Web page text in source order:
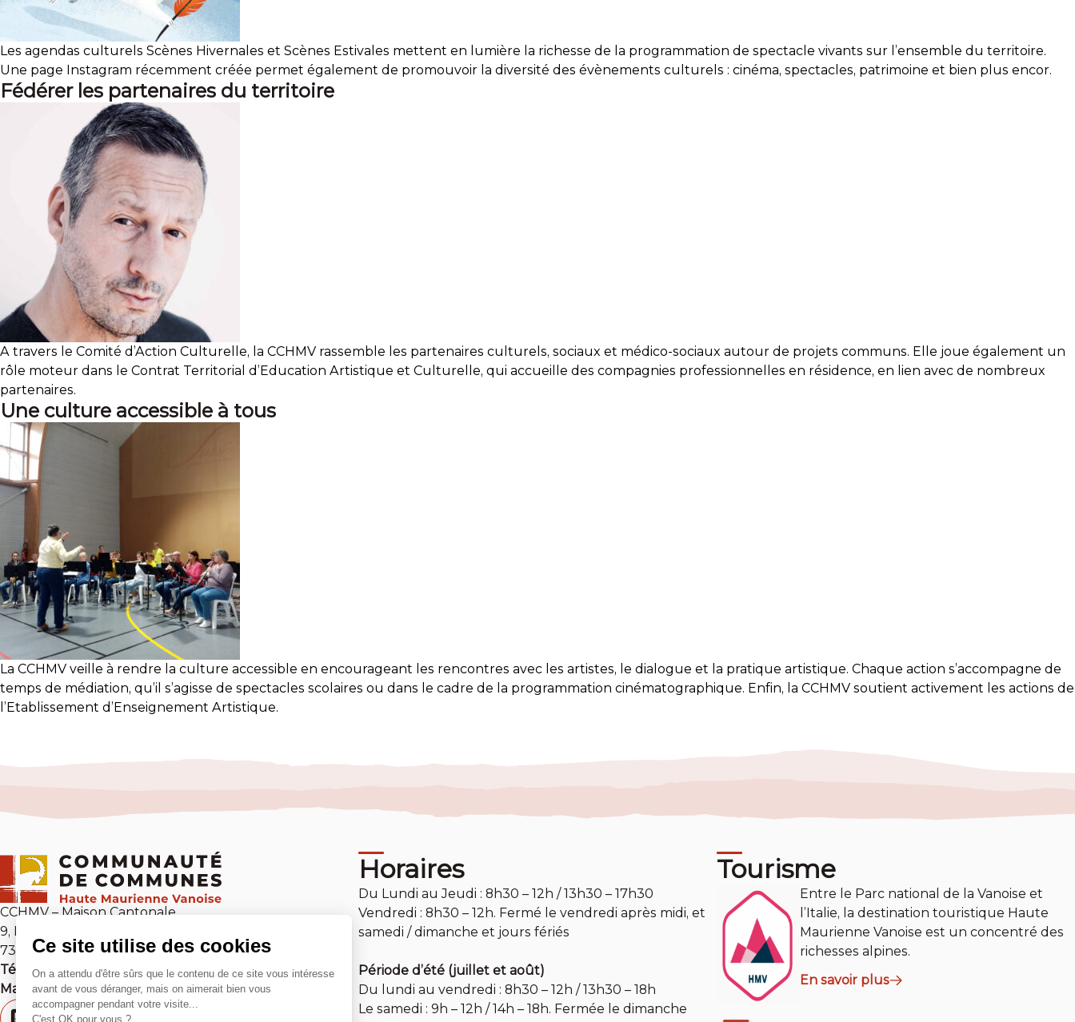
Les agendas culturels Scènes Hivernales et Scènes Estivales mettent en lumière la richesse de la programmation de spectacle vivants sur l’ensemble du territoire.
Une page Instagram récemment créée permet également de promouvoir la diversité des évènements culturels : cinéma, spectacles, patrimoine et bien plus encor.
Fédérer les partenaires du territoire
A travers le Comité d’Action Culturelle, la CCHMV rassemble les partenaires culturels, sociaux et médico-sociaux autour de projets communs. Elle joue également un
rôle moteur dans le Contrat Territorial d’Education Artistique et Culturelle, qui accueille des compagnies professionnelles en résidence, en lien avec de nombreux
partenaires.
Une culture accessible à tous
La CCHMV veille à rendre la culture accessible en encourageant les rencontres avec les artistes, le dialogue et la pratique artistique. Chaque action s’accompagne de
temps de médiation, qu’il s’agisse de spectacles scolaires ou dans le cadre de la programmation cinématographique. Enfin, la CCHMV soutient activement les actions de
l’Etablissement d’Enseignement Artistique.
CCHMV – Maison Cantonale
9, Place Sommeiller
73 500 Modane
Tél :
04 79 05 10 54
Mail :contact@cchmv.fr
Horaires
Du Lundi au Jeudi : 8h30 – 12h / 13h30 – 17h30
Vendredi : 8h30 – 12h. Fermé le vendredi après midi, et
samedi / dimanche et jours fériés
Période d’été (juillet et août)
Du lundi au vendredi : 8h30 – 12h / 13h30 – 18h
Le samedi : 9h – 12h / 14h – 18h. Fermée le dimanche
Tourisme
Entre le Parc national de la Vanoise et
l’Italie, la destination touristique Haute
Maurienne Vanoise est un concentré des
richesses alpines.
En savoir plus